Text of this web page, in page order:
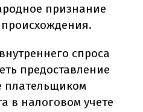
признание
спроса
предоставление
плательщиком
в налоговом учете